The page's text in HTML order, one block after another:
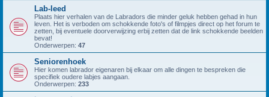
Lab-leed
Plaats hier verhalen van de Labradors die minder geluk hebben gehad in hun
leven. Het is verboden om schokkende foto's of filmpjes direct op het forum te
zetten, bij eventuele doorverwijzing erbij zetten dat de link schokkende beelden
bevat!
Onderwerpen: 47
Seniorenhoek
Hier komen labrador eigenaren bij elkaar om alle dingen te bespreken die
specifiek oudere labjes aangaan.
Onderwerpen: 233